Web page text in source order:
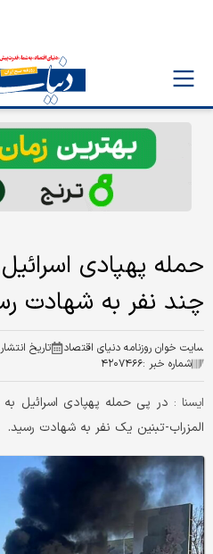
حمله پهپادی
چند نفر به شهادت
سایت خوان روزنامه دنیای اقتصاد تاریخ
شماره خبر :۴۲۰۷۴۶۶
ايسنا : در پی حمله پهپادی اسرائیل
المزراب-تبنین یک نفر به شهادت رسید.